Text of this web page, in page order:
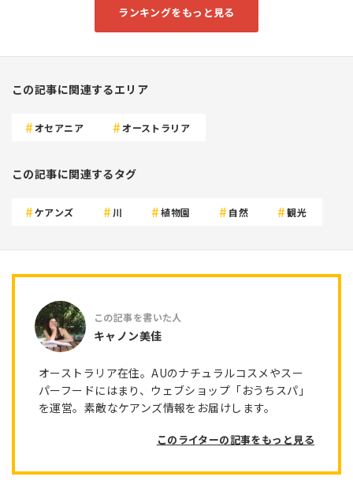
ランキングをもっと見る
この記事に関連するエリア
オセアニア オーストラリア
この記事に関連するタグ
ケアンズ 川 植物園 自然 観光
キャノン美佳
オーストラリア在住。AUのナチュラルコスメやスー
パーフードにはまり、ウェブショップ「おうちスパ」
を運営。素敵なケアンズ情報をお届けします。
このライターの記事をもっと見る